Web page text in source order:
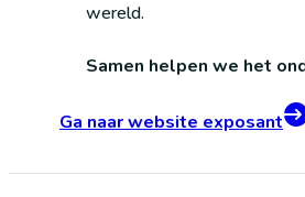
wereld.
Samen helpen we het
Ga naar website exposant